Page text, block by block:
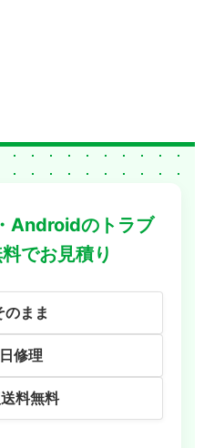
Androidのトラブ
でお見積り
のまま
修理
料無料